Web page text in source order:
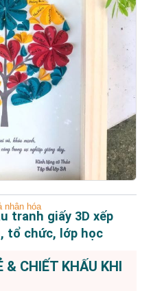
nhân hóa
tranh giấy 3D xếp
tổ chức, lớp học
& CHIẾT KHẤU KHI